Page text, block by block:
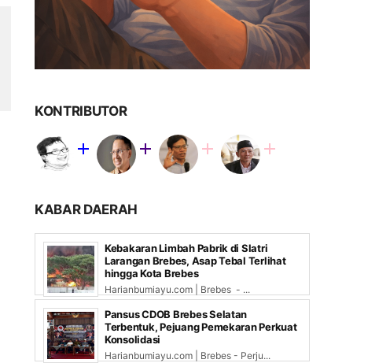
KONTRIBUTOR
KABAR DAERAH
Kebakaran Limbah Pabrik di Slatri
Larangan Brebes, Asap Tebal Terlihat
hingga Kota Brebes
Harianbumiayu.com | Brebes - ...
Pansus CDOB Brebes Selatan
Terbentuk, Pejuang Pemekaran Perkuat
Konsolidasi
Harianbumiayu.com | Brebes - Perju...